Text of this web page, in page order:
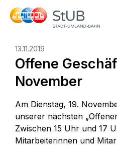
13.11.2019
Offene
November
Am Dienstag, 19.
unserer nächsten
Zwischen 15 Uhr und 17
Mitarbeiterinnen und